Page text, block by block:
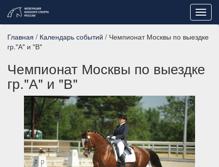
Главная / Календарь событий / Чемпионат Москвы по выездке
гр."А" и "В"
Чемпионат Москвы по выездке
гр."А" и "В"